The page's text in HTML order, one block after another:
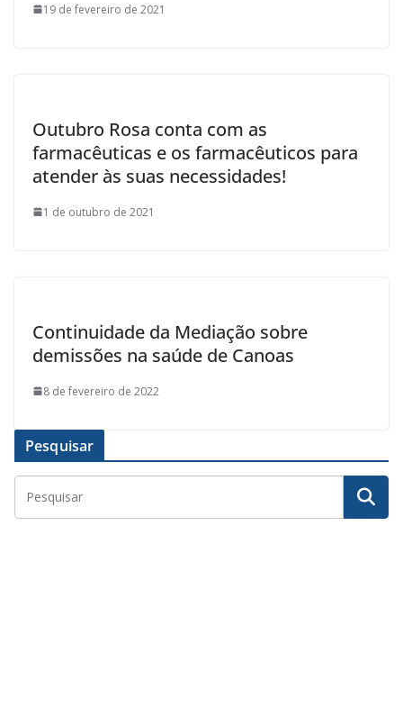
19 de fevereiro de 2021
Outubro Rosa conta com as
farmacêuticas e os farmacêuticos para
atender às suas necessidades!
1 de outubro de 2021
Continuidade da Mediação sobre
demissões na saúde de Canoas
8 de fevereiro de 2022
Pesquisar